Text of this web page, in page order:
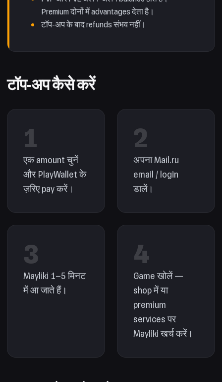
Premium दोनों में advantages देता है।
टॉप-अप के बाद refunds संभव नहीं।
टॉप-अप कैसे करें
1
एक amount चुनें
और PlayWallet के
ज़रिए pay करें।
2
अपना Mail.ru
email / login
डालें।
3
Mayliki 1–5 मिनट
में आ जाते हैं।
4
Game खोलें —
shop में या
premium
services पर
Mayliki खर्च करें।